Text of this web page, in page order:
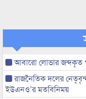
আবারো লোভার জব্দকৃত
রাজনৈতিক দলের
ইউএনও’র মতবিনিময়